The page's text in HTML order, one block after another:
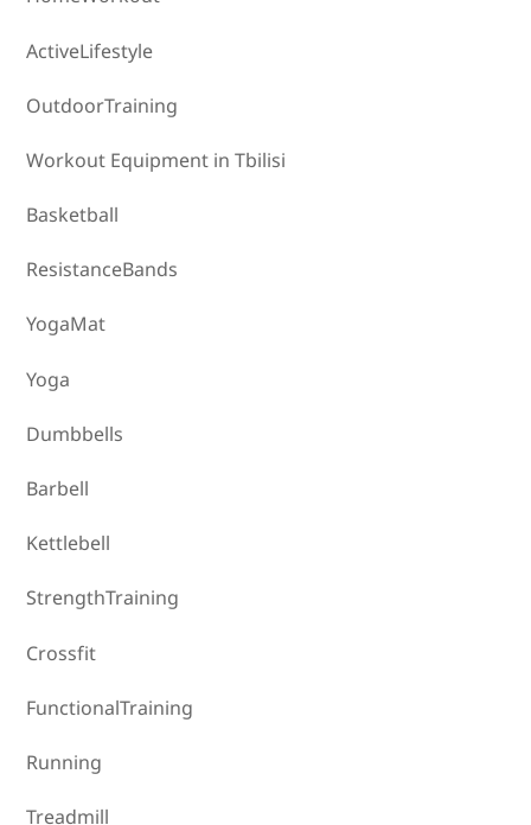
ActiveLifestyle
OutdoorTraining
Workout Equipment in Tbilisi
Basketball
ResistanceBands
YogaMat
Yoga
Dumbbells
Barbell
Kettlebell
StrengthTraining
Crossfit
FunctionalTraining
Running
Treadmill